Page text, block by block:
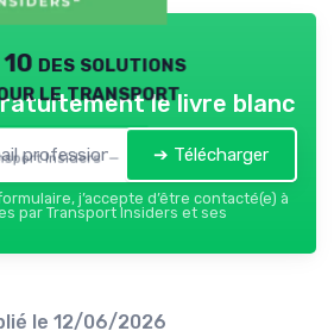
10 des solutions
le transport
Insiders — 2026
le livre blanc
➔ Télécharger
j’accepte d’être contacté(e) à
par Transport Insiders et ses
le 12/06/2026